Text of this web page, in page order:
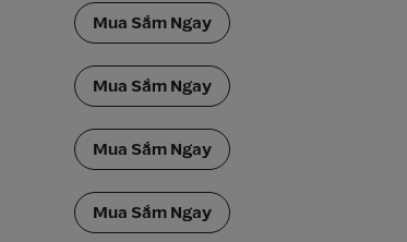
Mua Sắm Ngay
Mua Sắm Ngay
Mua Sắm Ngay
Mua Sắm Ngay